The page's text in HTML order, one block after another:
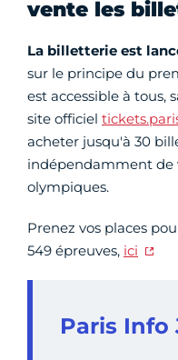
vente les
La billetterie est
sur le principe du
est accessible à tous,
site officiel
acheter jusqu'à 30
indépendamment de
olympiques.
Prenez vos places
549 épreuves, ici
Paris Info